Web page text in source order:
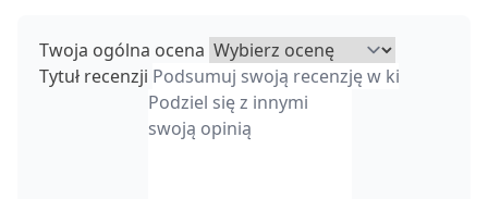
Twoja ogólna ocena
Tytuł recenzji